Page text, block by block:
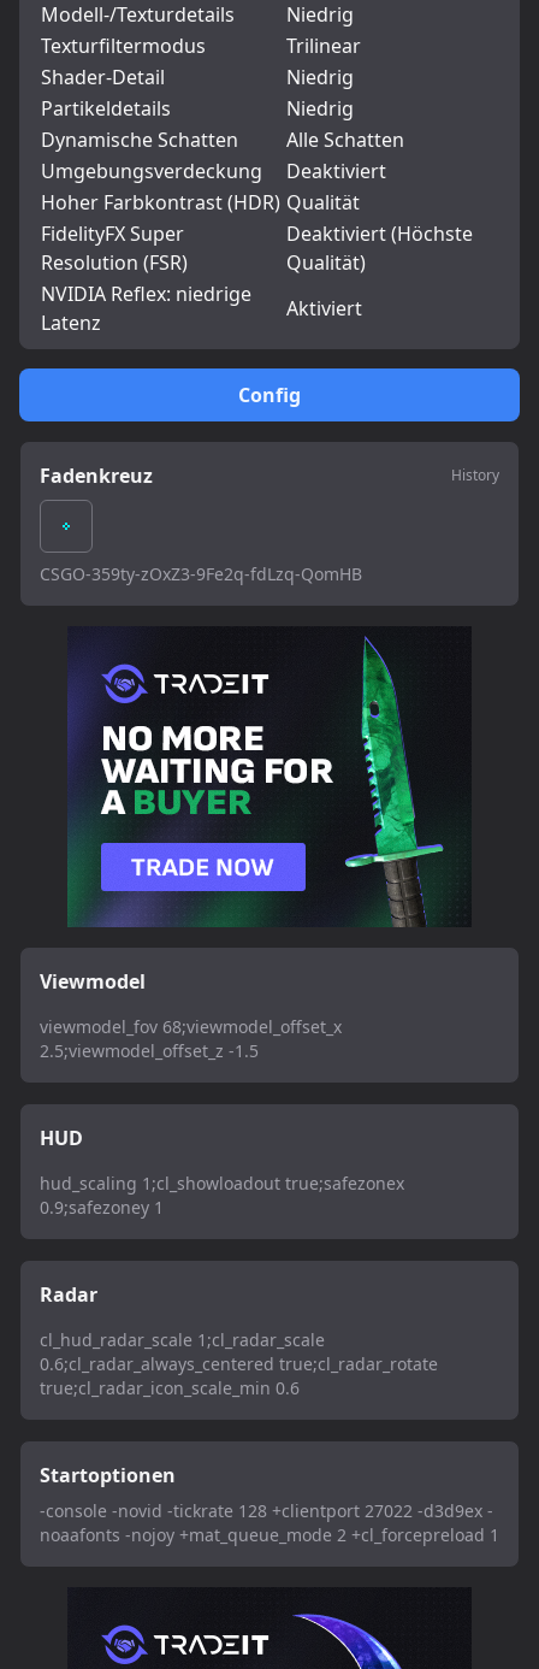
Config
Fadenkreuz History
CSGO-359ty-zOxZ3-9Fe2q-fdLzq-QomHB
Viewmodel
viewmodel_fov 68;viewmodel_offset_x
2.5;viewmodel_offset_z -1.5
HUD
hud_scaling 1;cl_showloadout true;safezonex
0.9;safezoney 1
Radar
cl_hud_radar_scale 1;cl_radar_scale
0.6;cl_radar_always_centered true;cl_radar_rotate
true;cl_radar_icon_scale_min 0.6
Startoptionen
-console -novid -tickrate 128 +clientport 27022 -d3d9ex -
noaafonts -nojoy +mat_queue_mode 2 +cl_forcepreload 1
Modell-/Texturdetails
Niedrig
Texturfiltermodus
Trilinear
Shader-Detail
Niedrig
Partikeldetails
Niedrig
Dynamische Schatten
Alle Schatten
Umgebungsverdeckung
Deaktiviert
Hoher Farbkontrast (HDR) Qualität
FidelityFX Super
Resolution (FSR)
Deaktiviert (Höchste
Qualität)
NVIDIA Reflex: niedrige
Latenz
Aktiviert